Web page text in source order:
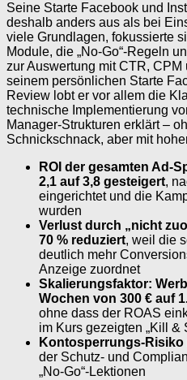
Seine Starte Facebook und
deshalb anders aus als bei
viele Grundlagen, fokussierte
Module, die „No-Go“-Regeln
zur Auswertung mit CTR,
seinem persönlichen Starte
Review lobt er vor allem die
technische Implementierung
Manager-Strukturen erklärt –
Schnickschnack, aber mit
ROI der gesamten Ad-
2,1 auf 3,8 gesteigert,
eingerichtet und die
wurden
Verlust durch „nicht
70 % reduziert, weil die
deutlich mehr
Anzeige zuordnet
Skalierungsfaktor:
Wochen von 300 € auf
ohne dass der ROAS
im Kurs gezeigten „Kill &
Kontosperrungs-Risiko
der Schutz- und
„No-Go“-Lektionen